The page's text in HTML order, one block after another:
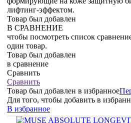
лифтинг-эффектом.
Товар был добавлен
В СРАВНЕНИЕ
чтобы посмотреть список
один товар.
Товар был добавлен
в сравнение
Сравнить
Сравнить
Товар был добавлен в избранное
Для того, чтобы добавить в
В избранное